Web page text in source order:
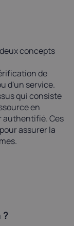
concepts
de
d'un service.
qui consiste
en
authentifié. Ces
assurer la